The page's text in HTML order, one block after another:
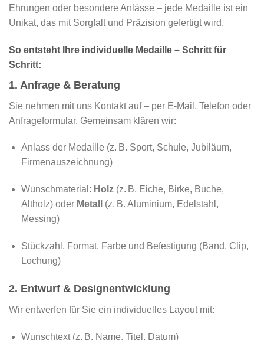
Ehrungen oder besondere Anlässe – jede Medaille ist ein
Unikat, das mit Sorgfalt und Präzision gefertigt wird.
So entsteht Ihre individuelle Medaille – Schritt für
Schritt:
1. Anfrage & Beratung
Sie nehmen mit uns Kontakt auf – per E-Mail, Telefon oder
Anfrageformular. Gemeinsam klären wir:
Anlass der Medaille (z. B. Sport, Schule, Jubiläum,
Firmenauszeichnung)
Wunschmaterial: Holz(z. B. Eiche, Birke, Buche,
Altholz) oder Metall
(z. B. Aluminium, Edelstahl,
Messing)
Stückzahl, Format, Farbe und Befestigung (Band, Clip,
Lochung)
2. Entwurf & Designentwicklung
Wir entwerfen für Sie ein individuelles Layout mit:
Wunschtext (z. B. Name, Titel, Datum)